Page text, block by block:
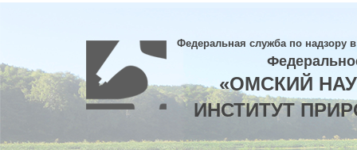
Федеральная служба по надзору
«ОМСКИЙ
ИНСТИТУТ